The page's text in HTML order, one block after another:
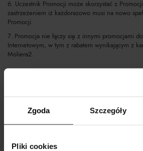
Zgoda Szczegóły
Pliki cookies
6. Uczestnik Promocji może skorzystać z
zastrzeżeniem iż każdorazowo musi na nowo
Promocji.
7. Promocja nie łączy się z innymi promocjami
Internetowym, w tym z rabatem wynikającym z
Moliera2.
Wszystkie osoby mają prawo zgłaszać
dotyczące ich udziału w Promocji.
Reklamacje rozpatruje specjalna komisja
Organizatora.
zawierały imię i nazwisko, dokładny